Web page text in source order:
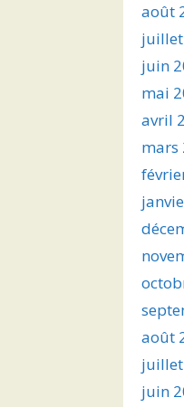
août
juillet
juin
mai
avril
mars
août
juin